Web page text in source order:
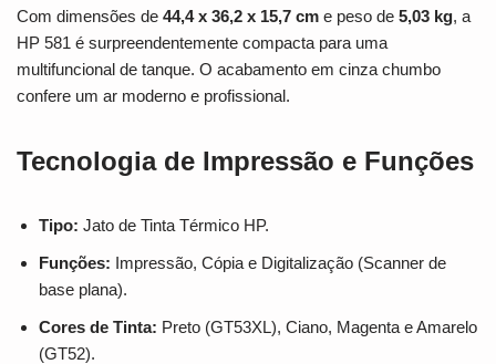
Com dimensões de 44,4 x 36,2 x 15,7 cm e peso de 5,03 kg, a
HP 581 é surpreendentemente compacta para uma
multifuncional de tanque. O acabamento em cinza chumbo
confere um ar moderno e profissional.
Tecnologia de Impressão e Funções
Tipo: Jato de Tinta Térmico HP.
Funções: Impressão, Cópia e Digitalização (Scanner de
base plana).
Cores de Tinta: Preto (GT53XL), Ciano, Magenta e Amarelo
(GT52).